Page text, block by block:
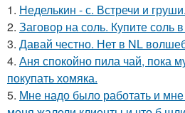
1. Неделькин - с. Встречи и груши.
2. Заговор на соль. Купите соль в
3. Давай честно. Нет в NL
4. Аня спокойно пила чай, пока
покупать хомяка.
5. Мне надо было работать и мне